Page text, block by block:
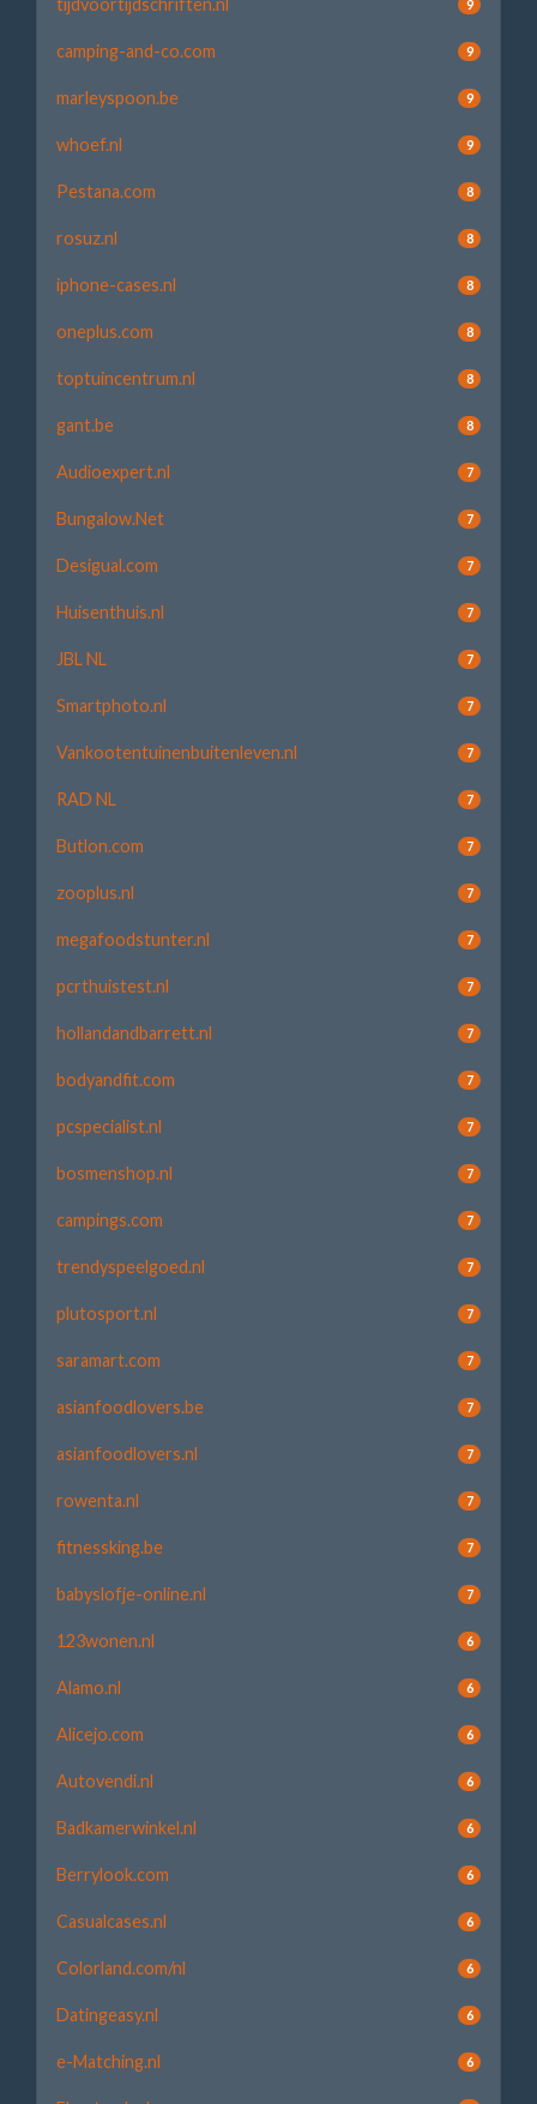
tijdvoortijdschriften.nl 9
camping-and-co.com 9
marleyspoon.be 9
whoef.nl 9
Pestana.com 8
rosuz.nl 8
iphone-cases.nl 8
oneplus.com 8
toptuincentrum.nl 8
gant.be 8
Audioexpert.nl 7
Bungalow.Net 7
Desigual.com 7
Huisenthuis.nl 7
JBL NL 7
Smartphoto.nl 7
Vankootentuinenbuitenleven.nl 7
RAD NL 7
Butlon.com 7
zooplus.nl 7
megafoodstunter.nl 7
pcrthuistest.nl 7
hollandandbarrett.nl 7
bodyandfit.com 7
pcspecialist.nl 7
bosmenshop.nl 7
campings.com 7
trendyspeelgoed.nl 7
plutosport.nl 7
saramart.com 7
asianfoodlovers.be 7
asianfoodlovers.nl 7
rowenta.nl 7
fitnessking.be 7
babyslofje-online.nl 7
123wonen.nl 6
Alamo.nl 6
Alicejo.com 6
Autovendi.nl 6
Badkamerwinkel.nl 6
Berrylook.com 6
Casualcases.nl 6
Colorland.com/nl 6
Datingeasy.nl 6
e-Matching.nl 6